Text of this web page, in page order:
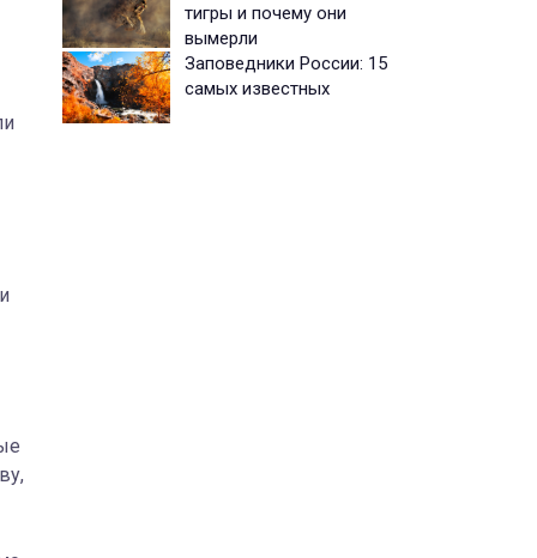
тигры и почему они
вымерли
Заповедники России: 15
самых известных